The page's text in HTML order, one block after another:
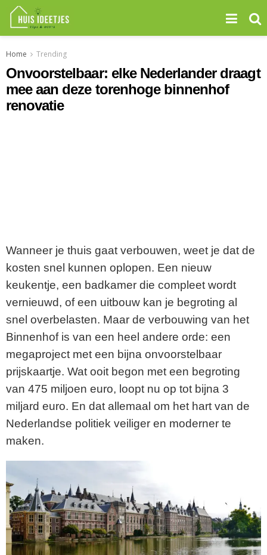
Home Trending
Onvoorstelbaar: elke Nederlander draagt
mee aan deze torenhoge binnenhof
renovatie
Wanneer je thuis gaat verbouwen, weet je dat de
kosten snel kunnen oplopen. Een nieuw
keukentje, een badkamer die compleet wordt
vernieuwd, of een uitbouw kan je begroting al
snel overbelasten. Maar de verbouwing van het
Binnenhof is van een heel andere orde: een
megaproject met een bijna onvoorstelbaar
prijskaartje. Wat ooit begon met een begroting
van 475 miljoen euro, loopt nu op tot bijna 3
miljard euro. En dat allemaal om het hart van de
Nederlandse politiek veiliger en moderner te
maken.